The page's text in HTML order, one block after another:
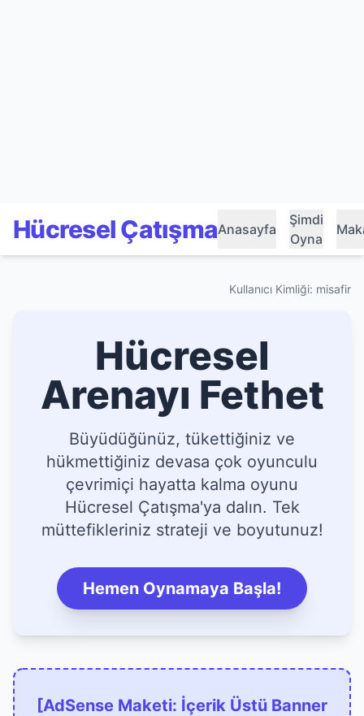
Hücresel ÇatışmaAnasayfa
Şimdi
Oyna
Kullanıcı Kimliği: misafir
Hücresel
Arenayı Fethet
Büyüdüğünüz, tükettiğiniz ve
hükmettiğiniz devasa çok oyunculu
çevrimiçi hayatta kalma oyunu
Hücresel Çatışma'ya dalın. Tek
müttefikleriniz strateji ve boyutunuz!
Hemen Oynamaya Başla!
[AdSense Maketi: İçerik Üstü Banner